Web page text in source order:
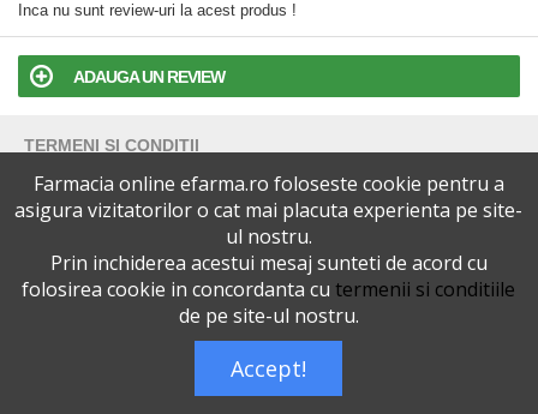
Inca nu sunt review-uri la acest produs !
ADAUGA UN REVIEW
TERMENI SI CONDITII
POLITICA DE CONFIDENTIALITATE
VERSIUNEA DESKTOP
0727515368
Dreptul de autor © efarma.ro - Toate Drepturile Rezervate.
Farmacia online efarma.ro foloseste cookie pentru a
asigura vizitatorilor o cat mai placuta experienta pe site-
ul nostru.
Prin inchiderea acestui mesaj sunteti de acord cu
folosirea cookie in concordanta cu termenii si conditiile
de pe site-ul nostru.
Accept!